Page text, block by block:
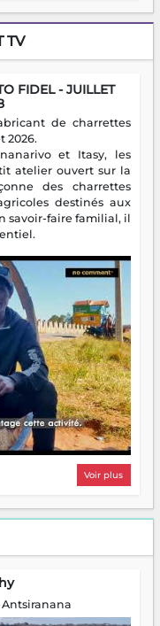
TV
FIDEL - JUILLET
de charrettes
2026.
et Itasy, les
atelier ouvert sur la
des charrettes
destinés aux
savoir-faire familial, il
Voir plus
Antsiranana